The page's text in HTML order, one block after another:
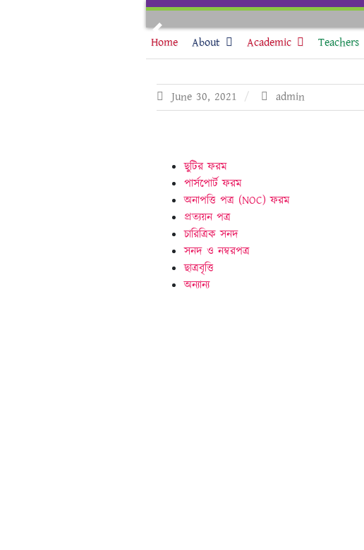
Previous
Home About Academic Teachers
June 30, 2021 admin
ছুটির ফরম
পার্সপোর্ট ফরম
অনাপত্তি পত্র (NOC) ফরম
প্রত্যয়ন পত্র
চারিত্রিক সনদ
সনদ ও নম্বরপত্র
ছাত্রবৃত্তি
অন্যান্য